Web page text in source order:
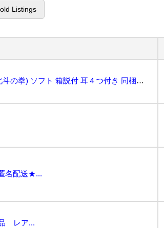
Listings
【HT-0330】美品 FC ファミコン (北斗の拳) ソフト 箱説付 耳４つ付き 同梱可【千円市場...
名配送★...
レア...